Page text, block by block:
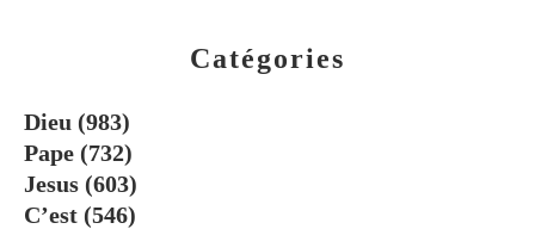
Catégories
Dieu (983)
Pape (732)
Jesus (603)
C’est (546)